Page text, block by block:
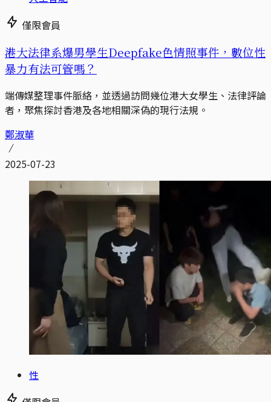
僅限會員
港大法律系爆男學生Deepfake色情照事件，數位性
暴力有法可管嗎？
端傳媒整理事件脈絡，並透過訪問幾位港大女學生、法律評論
者，聚焦探討香港及各地相關深偽的現行法規。
鄭淑華
2025-07-23
性